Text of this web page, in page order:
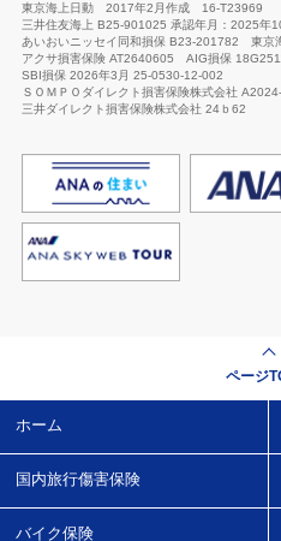
東京海上日動 2017年2月作成 16-T23969
三井住友海上 B25-901025 承認年月：2025年
あいおいニッセイ同和損保 B23-201782
東京
アクサ損害保険 AT2640605
AIG損保
SBI損保 2026年3月 25-0530-12-002
ＳＯＭＰＯダイレクト損害保険株式会社
三井ダイレクト損害保険株式会社 24ｂ62
ページ
ホーム
国内旅行傷害保険
バイク保険